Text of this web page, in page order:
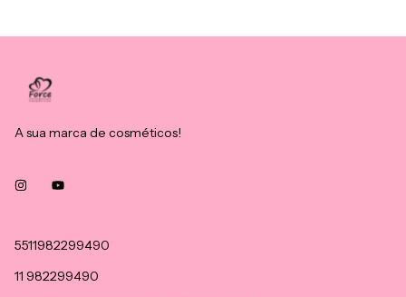
A sua marca de cosméticos!
5511982299490
11 982299490